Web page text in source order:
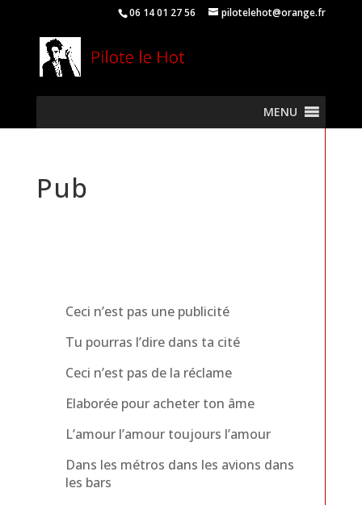
06 14 01 27 56 pilotelehot@orange.fr
MENU
Pub
Ceci n’est pas une publicité
Tu pourras l’dire dans ta cité
Ceci n’est pas de la réclame
Elaborée pour acheter ton âme
L’amour l’amour toujours l’amour
Dans les métros dans les avions dans
les bars